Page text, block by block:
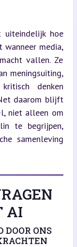
uiteindelijk hoe
wanneer media,
vallen. Ze
meningsuiting,
denken
daarom blijft
niet alleen om
te begrijpen,
samenleving
AI
DOOR ONS